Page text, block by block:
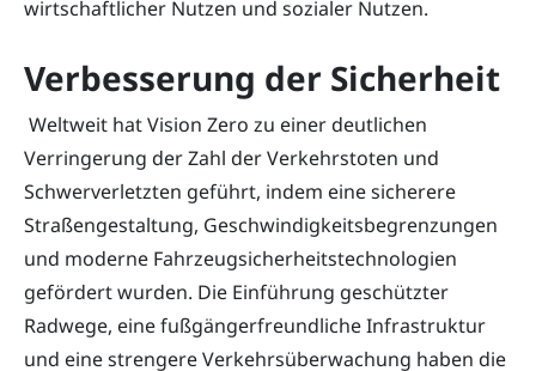
wirtschaftlicher Nutzen und sozialer Nutzen.
Verbesserung der Sicherheit
Weltweit hat Vision Zero zu einer deutlichen
Verringerung der Zahl der Verkehrstoten und
Schwerverletzten geführt, indem eine sicherere
Straßengestaltung, Geschwindigkeitsbegrenzungen
und moderne Fahrzeugsicherheitstechnologien
gefördert wurden. Die Einführung geschützter
Radwege, eine fußgängerfreundliche Infrastruktur
und eine strengere Verkehrsüberwachung haben die